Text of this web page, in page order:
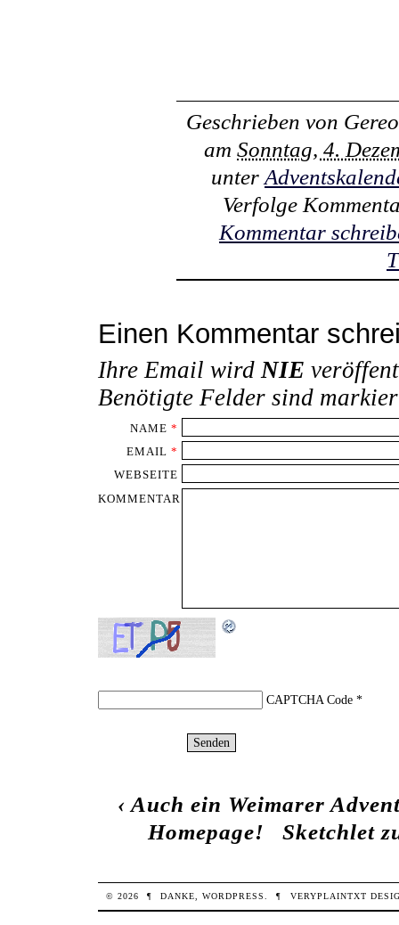
Geschrieben von
am Sonntag, 4.
unter
Verfolge
Kommentar
Einen Kommentar
Ihre Email wird NIE
Benötigte Felder sind
NAME *
EMAIL *
WEBSEITE
KOMMENTAR
CAPTCHA Code*
‹ Auch ein Weimarer
Homepage!
Sketchlet
© 2026 ¶ DANKE,WORDPRESS. ¶ VERYPLAINTXT